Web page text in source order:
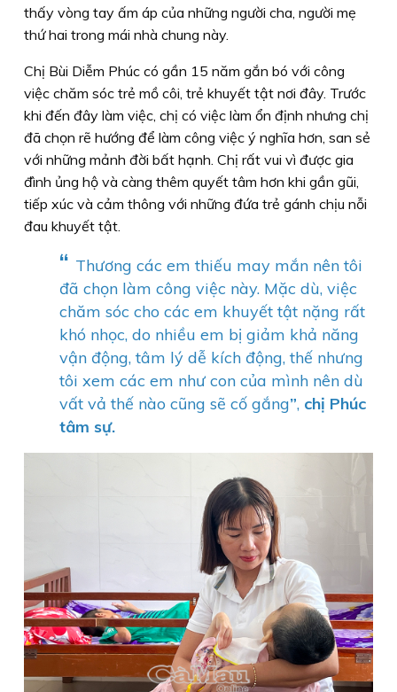
thấy vòng tay ấm áp của những người cha, người mẹ
thứ hai trong mái nhà chung này.
Chị Bùi Diễm Phúc có gần 15 năm gắn bó với công
việc chăm sóc trẻ mồ côi, trẻ khuyết tật nơi đây. Trước
khi đến đây làm việc, chị có việc làm ổn định nhưng chị
đã chọn rẽ hướng để làm công việc ý nghĩa hơn, san sẻ
với những mảnh đời bất hạnh. Chị rất vui vì được gia
đình ủng hộ và càng thêm quyết tâm hơn khi gần gũi,
tiếp xúc và cảm thông với những đứa trẻ gánh chịu nỗi
đau khuyết tật.
“ Thương các em thiếu may mắn nên tôi
đã chọn làm công việc này. Mặc dù, việc
chăm sóc cho các em khuyết tật nặng rất
khó nhọc, do nhiều em bị giảm khả năng
vận động, tâm lý dễ kích động, thế nhưng
tôi xem các em như con của mình nên dù
vất vả thế nào cũng sẽ cố gắng”, chị Phúc
tâm sự.